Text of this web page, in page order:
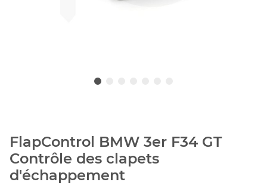
FlapControl BMW 3er F34 GT
Contrôle des clapets
d'échappement